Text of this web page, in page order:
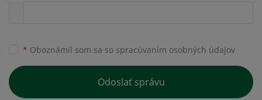
* Oboznámil som sa so spracúvaním osobných údajov
Odoslať správu